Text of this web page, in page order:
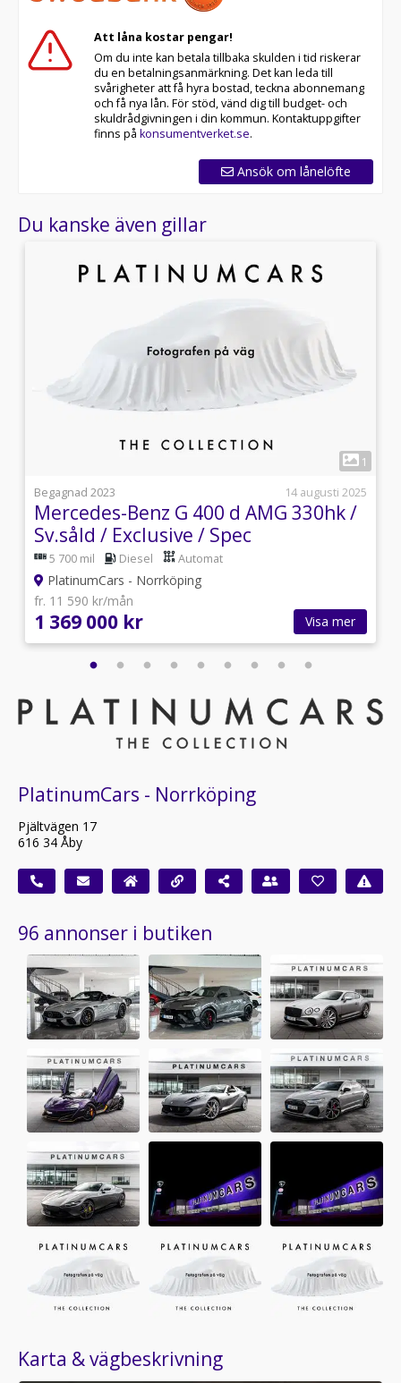
Att låna kostar pengar!
Om du inte kan betala tillbaka skulden i tid riskerar
du en betalningsanmärkning. Det kan leda till
svårigheter att få hyra bostad, teckna abonnemang
och få nya lån. För stöd, vänd dig till budget- och
skuldrådgivningen i din kommun. Kontaktuppgifter
finns på konsumentverket.se.
Ansök om lånelöfte
Du kanske även gillar
1
Begagnad 2023
14 augusti 2025
Mercedes-Benz G 400 d AMG 330hk /
Sv.såld / Exclusive / Spec
5 700 mil Diesel Automat
PlatinumCars - Norrköping
fr. 11 590 kr/mån
1 369 000 kr Visa mer
PlatinumCars - Norrköping
Pjältvägen 17
616 34 Åby
96 annonser i butiken
Karta & vägbeskrivning